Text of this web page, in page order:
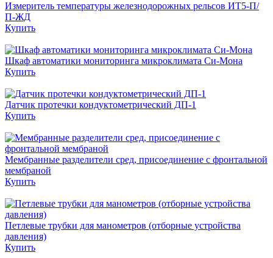
Измеритель температуры железнодорожных рельсов ИТ5-П/
П-ЖД
Купить
Шкаф автоматики мониторинга микроклимата Си-Мона
Купить
Датчик протечки кондуктометрический ДП-1
Купить
Мембранные разделители сред, присоединение с фронтальной
мембраной
Купить
Петлевые трубки для манометров (отборные устройства
давления)
Купить